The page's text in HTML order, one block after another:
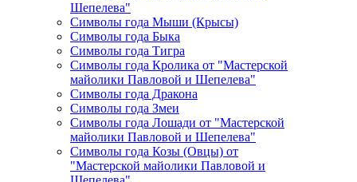
Шепелева"
Символы года Мыши (Крысы)
Символы года Быка
Символы года Тигра
Символы года Кролика от "Мастерской
майолики Павловой и Шепелева"
Символы года Дракона
Символы года Змеи
Символы года Лошади от "Мастерской
майолики Павловой и Шепелева"
Символы года Козы (Овцы) от
"Мастерской майолики Павловой и